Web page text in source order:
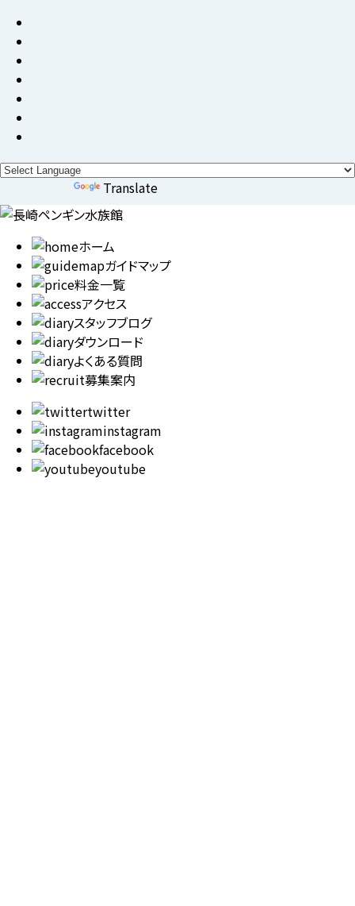
Translate
ホーム
ガイドマップ
料金一覧
アクセス
スタッフブログ
ダウンロード
よくある質問
募集案内
twitter
instagram
facebook
youtube